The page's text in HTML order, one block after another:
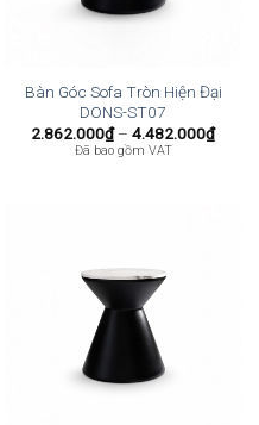
Bàn Góc Sofa Tròn Hiện Đại
DONS-ST07
2.862.000₫ – 4.482.000₫
giá:
Đã bao gồm VAT